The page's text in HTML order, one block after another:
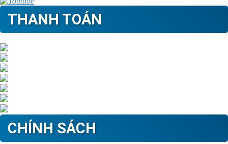
THANH TOÁN
CHÍNH SÁCH